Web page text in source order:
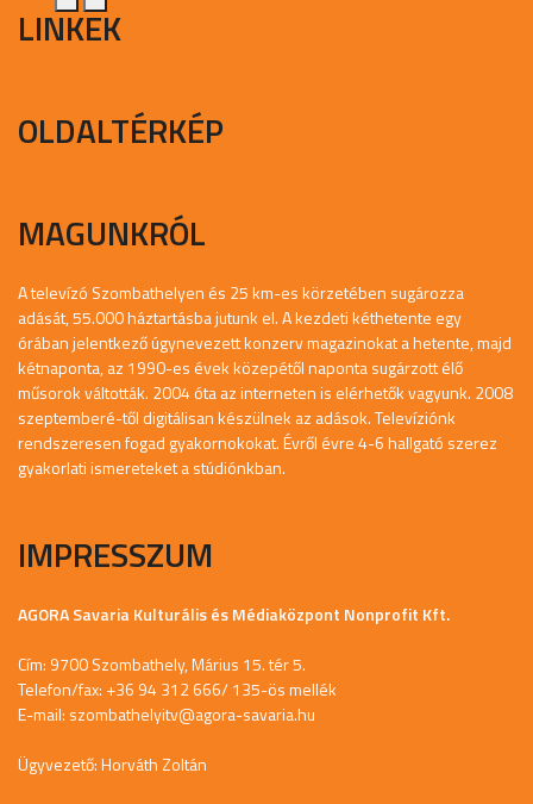
LINKEK
OLDALTÉRKÉP
MAGUNKRÓL
A televízó Szombathelyen és 25 km-es körzetében sugározza
adását, 55.000 háztartásba jutunk el. A kezdeti kéthetente egy
órában jelentkező úgynevezett konzerv magazinokat a hetente, majd
kétnaponta, az 1990-es évek közepétől naponta sugárzott élő
műsorok váltották. 2004 óta az interneten is elérhetők vagyunk. 2008
szeptemberé-től digitálisan készülnek az adások. Televíziónk
rendszeresen fogad gyakornokokat. Évről évre 4-6 hallgató szerez
gyakorlati ismereteket a stúdiónkban.
IMPRESSZUM
AGORA Savaria Kulturális és Médiaközpont Nonprofit Kft.
Cím: 9700 Szombathely, Márius 15. tér 5.
Telefon/fax: +36 94 312 666/ 135-ös mellék
E-mail: szombathelyitv@agora-savaria.hu
Ügyvezető: Horváth Zoltán